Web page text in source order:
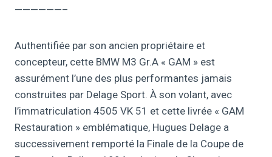
——————–
Authentifiée par son ancien propriétaire et
concepteur, cette BMW M3 Gr.A « GAM » est
assurément l’une des plus performantes jamais
construites par Delage Sport. À son volant, avec
l’immatriculation 4505 VK 51 et cette livrée « GAM
Restauration » emblématique, Hugues Delage a
successivement remporté la Finale de la Coupe de